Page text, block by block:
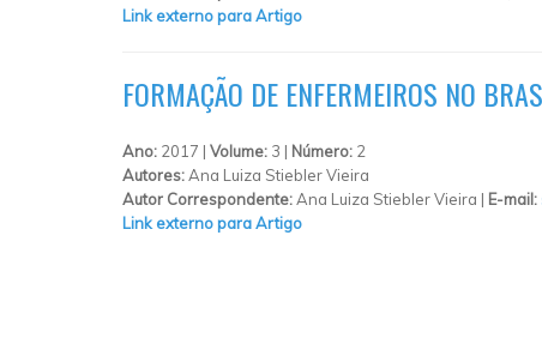
Link externo para Artigo
FORMAÇÃO DE ENFERMEIROS NO
Ano: 2017 | Volume: 3 | Número: 2
Autores:Ana Luiza Stiebler Vieira
Autor Correspondente:Ana Luiza Stiebler Vieira | E-mail:
Link externo para Artigo